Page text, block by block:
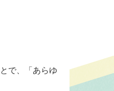
で、「あらゆ